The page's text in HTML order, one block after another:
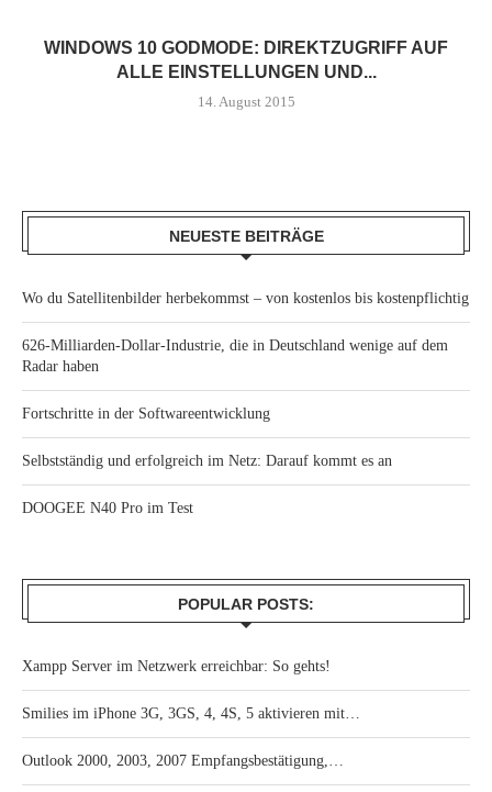
WINDOWS 10 GODMODE: DIREKTZUGRIFF AUF
ALLE EINSTELLUNGEN UND...
14. August 2015
NEUESTE BEITRÄGE
Wo du Satellitenbilder herbekommst – von kostenlos bis kostenpflichtig
626-Milliarden-Dollar-Industrie, die in Deutschland wenige auf dem
Radar haben
Fortschritte in der Softwareentwicklung
Selbstständig und erfolgreich im Netz: Darauf kommt es an
DOOGEE N40 Pro im Test
POPULAR POSTS:
Xampp Server im Netzwerk erreichbar: So gehts!
Smilies im iPhone 3G, 3GS, 4, 4S, 5 aktivieren mit…
Outlook 2000, 2003, 2007 Empfangsbestätigung,…